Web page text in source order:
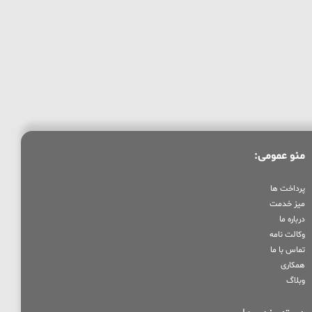
منو عمومی:
پرداخت ها
میز خدمت
درباره ما
وکالت نامه
تماس با ما
همکاری
وبلاگ